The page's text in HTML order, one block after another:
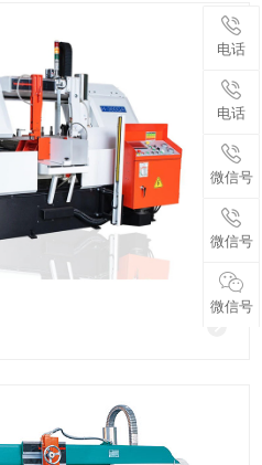
电话
电话
微信号
微信号
微信号